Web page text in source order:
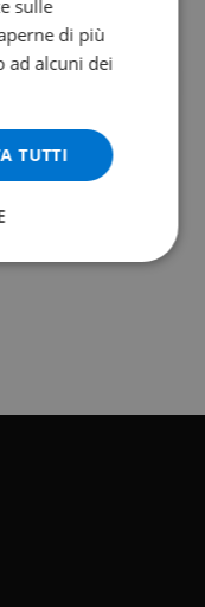
sulle
di più
ad alcuni dei
TUTTI